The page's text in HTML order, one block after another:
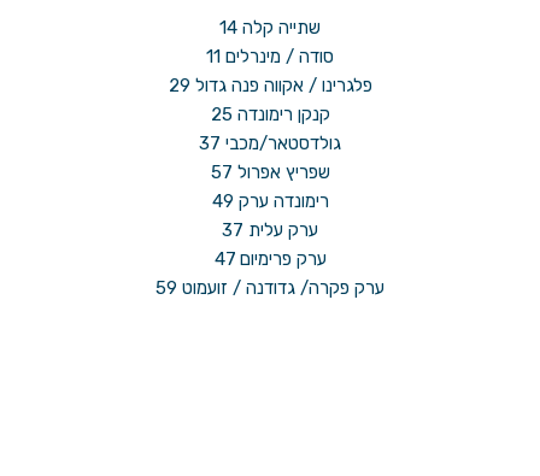
שתייה קלה 14
סודה / מינרלים 11
פלגרינו / אקווה פנה גדול 29
קנקן רימונדה 25
גולדסטאר/מכבי 37
שפריץ אפרול 57
רימונדה ערק 49
ערק עלית 37
ערק פרימיום 47
ערק פקרה/ גדודנה / זועמוט 59